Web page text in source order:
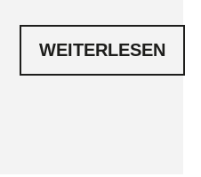
WEITERLESEN